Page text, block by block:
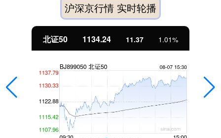
沪深京行情 实时轮播
北证50 1134.24 11.37 1.01%